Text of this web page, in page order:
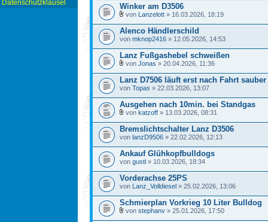
Datenschutzklausel
Winker am D3506
von Lanzelott » 16.03.2026, 18:19
Alenco Händlerschild
von mknop2416 » 12.05.2026, 14:53
Lanz Fußgashebel schweißen
von Jonas » 20.04.2026, 11:36
Lanz D7506 läuft erst nach Fahrt
von Topas » 22.03.2026, 13:07
Ausgehen nach 10min. bei Standgas
von katzoff » 13.03.2026, 08:31
Bremslichtschalter Lanz D3506
von lanzD9506 » 22.02.2026, 12:13
Ankauf Glühkopfbulldogs
von gustl » 10.03.2026, 18:34
Vorderachse 25PS
von Lanz_Volldiesel » 25.02.2026, 13:06
Schmierplan Vorkrieg 10 Liter Bulldog
von stephanv » 25.01.2026, 17:50